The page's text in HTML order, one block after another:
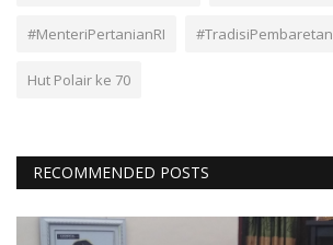
#MenteriPertanianRI #TradisiPembaretan
Hut Polair ke 70
RECOMMENDED POSTS